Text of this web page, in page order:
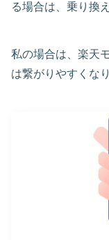
る場合は、乗り換
私の場合は、楽天
は繋がりやすくな